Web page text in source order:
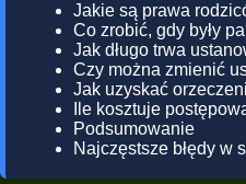
Jakie są prawa
Co zrobić, gdy były
Jak długo trwa
Czy można zmienić
Jak uzyskać
Ile kosztuje
Podsumowanie
Najczęstsze błędy w